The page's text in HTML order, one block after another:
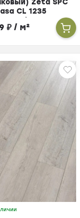
CL 1235
(упак. 10 шт
₽ / м²